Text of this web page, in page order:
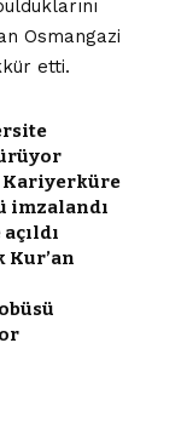
Osmangazi
etti.
Kariyerküre
imzalandı
Kur’an